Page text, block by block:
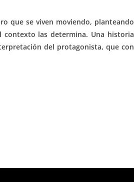
que se viven moviendo, planteando
las determina. Una historia
del protagonista, que con